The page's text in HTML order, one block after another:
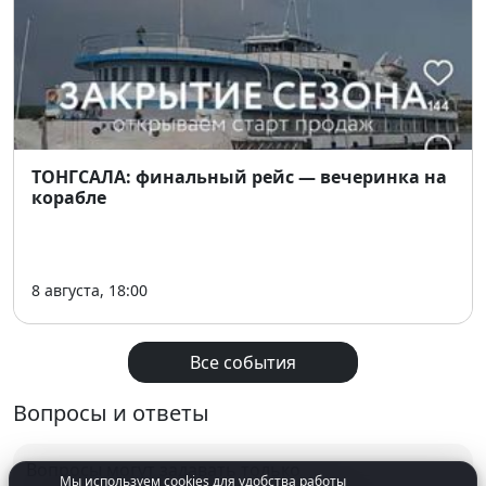
Хэллоуин в Максимилианс
Готовьте костюмы, маски и фантазию — три дня
мистики, драйва и музыки!
🕖 Сбор гостей с19:00
💸 После 19:00 — оплата за музыкальное
оформление350 ₽
📞Бронь столов:
ТОНГСАЛА: финальный рейс — вечеринка на
корабле
8 августа, 18:00
Все события
Вопросы и ответы
Вопросы могут задавать только
Мы используем cookies для удобства работы